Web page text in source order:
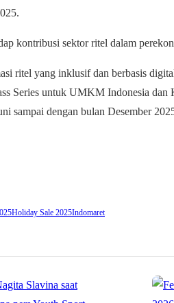
kontribusi sektor ritel dalam
ritel yang inklusif dan berbasis
Series untuk UMKM Indonesia
sampai dengan bulan Desember
Holiday Sale 2025Indomaret